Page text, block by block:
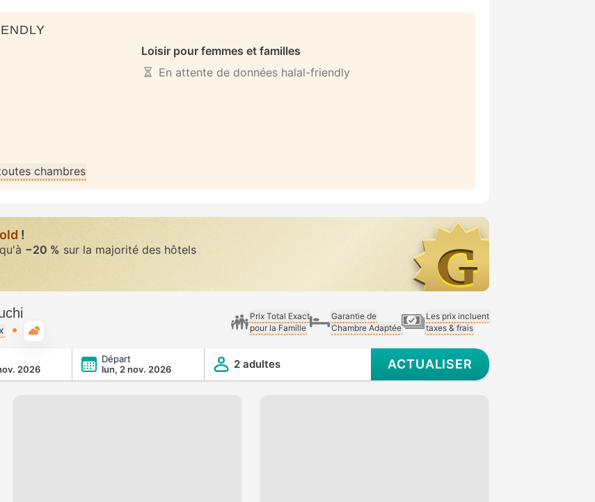
chambres
Loisir pour femmes et familles
En attente de données halal-friendly
!
−20 % sur la majorité des hôtels
Prix Total Exact
pour la Famille
Garantie de
Chambre Adaptée
Les prix incluent
taxes & frais
2026
Départ
lun, 2 nov. 2026
2 adultes ACTUALISER